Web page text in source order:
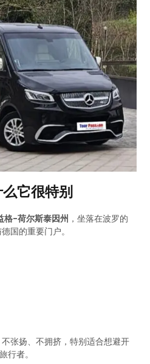
它很特别
格-荷尔斯泰因州 ，坐落在波罗的
国的重要门户。
张扬、不拥挤，特别适合想避开
行者。